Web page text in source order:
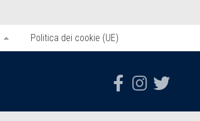
Politica dei cookie (UE)